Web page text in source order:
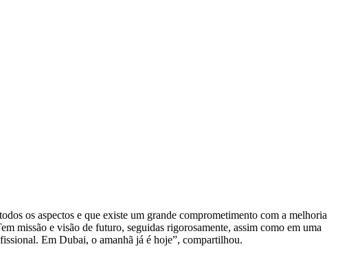
os aspectos e que existe um grande comprometimento com a melhoria
missão e visão de futuro, seguidas rigorosamente, assim como em uma
Em Dubai, o amanhã já é hoje”, compartilhou.